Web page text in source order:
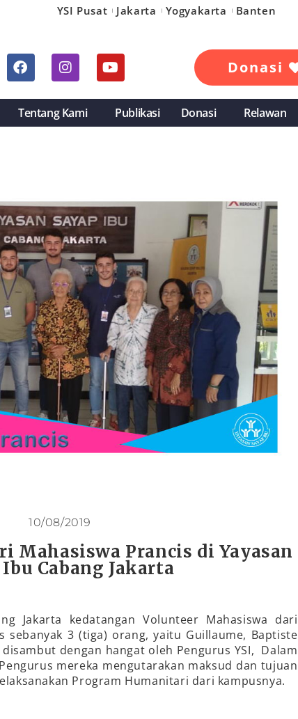
YSI Pusat Jakarta Yogyakarta Banten
Donasi
Tentang Kami Publikasi Donasi Relawan
10/08/2019
Mahasiswa Prancis di Yayasan
Ibu Cabang Jakarta
Jakarta kedatangan Volunteer Mahasiswa dari
sebanyak 3 (tiga) orang, yaitu Guillaume, Baptiste
dengan hangat oleh Pengurus YSI, Dalam
mereka mengutarakan maksud dan tujuan
Program Humanitari dari kampusnya.